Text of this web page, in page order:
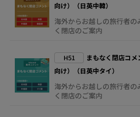
向け）（日英中韓）
海外からお越しの旅行者の
く閉店のご案内
H51
まもなく閉店コ
向け）（日英中タイ）
海外からお越しの旅行者の
く閉店のご案内